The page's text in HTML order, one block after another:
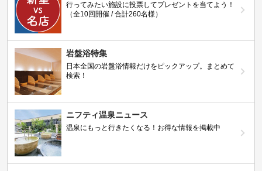
行ってみたい施設に投票してプレゼントを当てよう！
（全10回開催 / 合計260名様）
岩盤浴特集
日本全国の岩盤浴情報だけをピックアップ。まとめて
検索！
ニフティ温泉ニュース
温泉にもっと行きたくなる！お得な情報を掲載中